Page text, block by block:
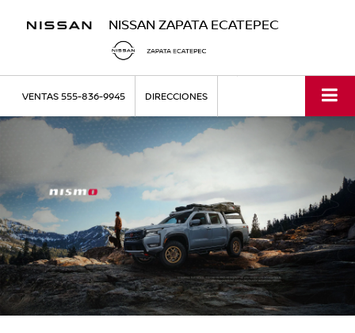
NISSAN ZAPATA ECATEPEC
VENTAS555-836-9945 DIRECCIONES